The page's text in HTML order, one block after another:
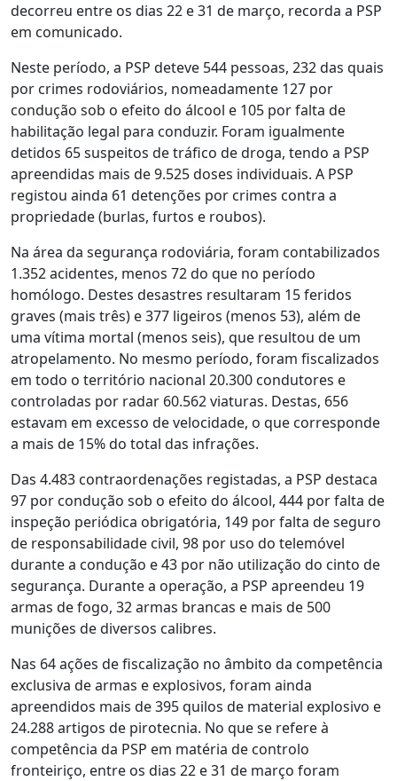
decorreu entre os dias 22 e 31 de março, recorda a PSP
em comunicado.
Neste período, a PSP deteve 544 pessoas, 232 das quais
por crimes rodoviários, nomeadamente 127 por
condução sob o efeito do álcool e 105 por falta de
habilitação legal para conduzir. Foram igualmente
detidos 65 suspeitos de tráfico de droga, tendo a PSP
apreendidas mais de 9.525 doses individuais. A PSP
registou ainda 61 detenções por crimes contra a
propriedade (burlas, furtos e roubos).
Na área da segurança rodoviária, foram contabilizados
1.352 acidentes, menos 72 do que no período
homólogo. Destes desastres resultaram 15 feridos
graves (mais três) e 377 ligeiros (menos 53), além de
uma vítima mortal (menos seis), que resultou de um
atropelamento. No mesmo período, foram fiscalizados
em todo o território nacional 20.300 condutores e
controladas por radar 60.562 viaturas. Destas, 656
estavam em excesso de velocidade, o que corresponde
a mais de 15% do total das infrações.
Das 4.483 contraordenações registadas, a PSP destaca
97 por condução sob o efeito do álcool, 444 por falta de
inspeção periódica obrigatória, 149 por falta de seguro
de responsabilidade civil, 98 por uso do telemóvel
durante a condução e 43 por não utilização do cinto de
segurança. Durante a operação, a PSP apreendeu 19
armas de fogo, 32 armas brancas e mais de 500
munições de diversos calibres.
Nas 64 ações de fiscalização no âmbito da competência
exclusiva de armas e explosivos, foram ainda
apreendidos mais de 395 quilos de material explosivo e
24.288 artigos de pirotecnia. No que se refere à
competência da PSP em matéria de controlo
fronteiriço, entre os dias 22 e 31 de março foram